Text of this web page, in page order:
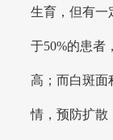
生育，但有一
于50%的患者
高；而白斑面
情，预防扩散